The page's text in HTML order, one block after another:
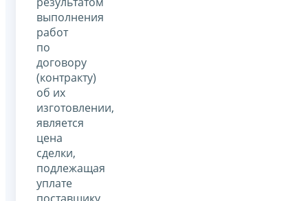
выполнения
работ
по
договору
(контракту)
об их
изготовлении,
является
цена
сделки,
подлежащая
уплате